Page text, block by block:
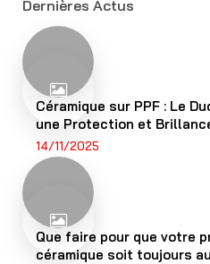
Dernières Actus
Céramique sur PPF : Le
une Protection et
14/11/2025
Que faire pour que votre
céramique soit toujours